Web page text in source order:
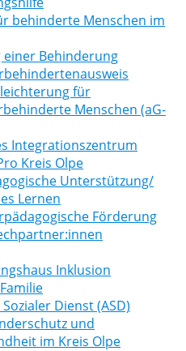
behinderte Menschen im
einer Behinderung
für
Menschen (aG-
Integrationszentrum
Kreis Olpe
Unterstützung/
Lernen
Förderung
Inklusion
Dienst (ASD)
und
im Kreis Olpe